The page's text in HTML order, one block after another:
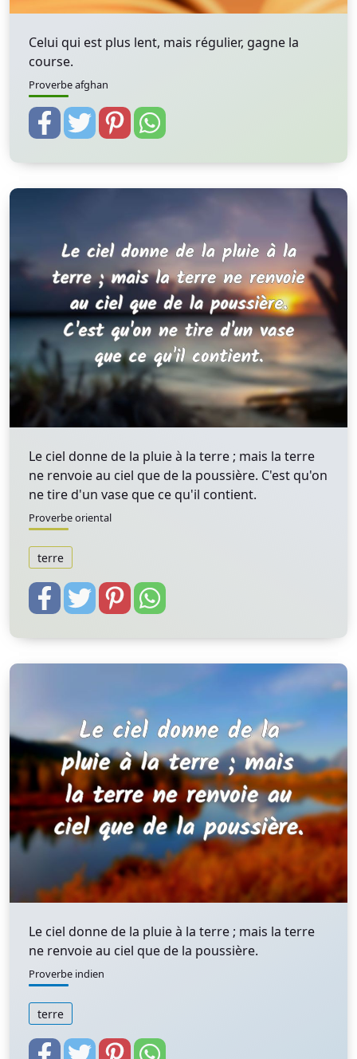
Celui qui est plus lent, mais régulier, gagne la
course.
Proverbe afghan
Le ciel donne de la pluie à la terre ; mais la terre
ne renvoie au ciel que de la poussière. C'est qu'on
ne tire d'un vase que ce qu'il contient.
Proverbe oriental
terre
Le ciel donne de la pluie à la terre ; mais la terre
ne renvoie au ciel que de la poussière.
Proverbe indien
terre